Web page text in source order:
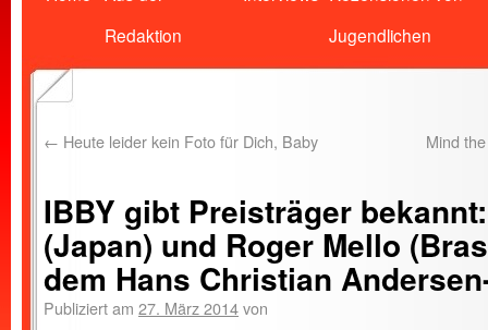
Redaktion
Jugendlichen
← Heute leider kein Foto für Dich, Baby Mind
IBBY gibt Preisträger
(Japan) und Roger Mello
dem Hans Christian
Publiziert am 27. März 2014von